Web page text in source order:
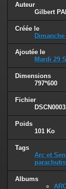
Auteur
Gilbert
Créée le
Dimanche
Ajoutée le
Mardi 29
Dimensions
797*600
Fichier
Poids
101 Ko
Tags
Arc et
Albums